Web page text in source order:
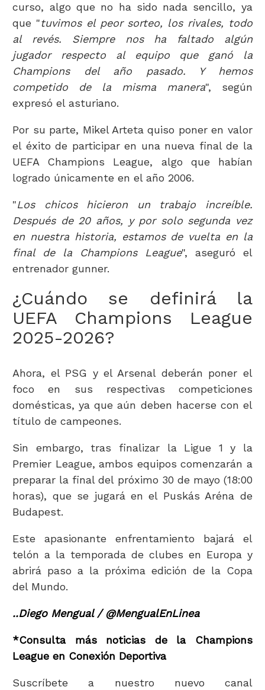
curso, algo que no ha sido nada sencillo, ya
que "tuvimos el peor sorteo, los rivales, todo
al revés. Siempre nos ha faltado algún
jugador respecto al equipo que ganó la
Champions del año pasado. Y hemos
competido de la misma manera", según
expresó el asturiano.
Por su parte, Mikel Arteta quiso poner en valor
el éxito de participar en una nueva final de la
UEFA Champions League, algo que habían
logrado únicamente en el año 2006.
"Los chicos hicieron un trabajo increíble.
Después de 20 años, y por solo segunda vez
en nuestra historia, estamos de vuelta en la
final de la Champions League", aseguró el
entrenador gunner.
¿Cuándo se definirá la
UEFA Champions League
2025-2026?
Ahora, el PSG y el Arsenal deberán poner el
foco en sus respectivas competiciones
domésticas, ya que aún deben hacerse con el
título de campeones.
Sin embargo, tras finalizar la Ligue 1 y la
Premier League, ambos equipos comenzarán a
preparar la final del próximo 30 de mayo (18:00
horas), que se jugará en el Puskás Aréna de
Budapest.
Este apasionante enfrentamiento bajará el
telón a la temporada de clubes en Europa y
abrirá paso a la próxima edición de la Copa
del Mundo.
..Diego Mengual / @MengualEnLinea
*Consulta más noticias de la Champions
League en Conexión Deportiva
Suscríbete a nuestro nuevo canal